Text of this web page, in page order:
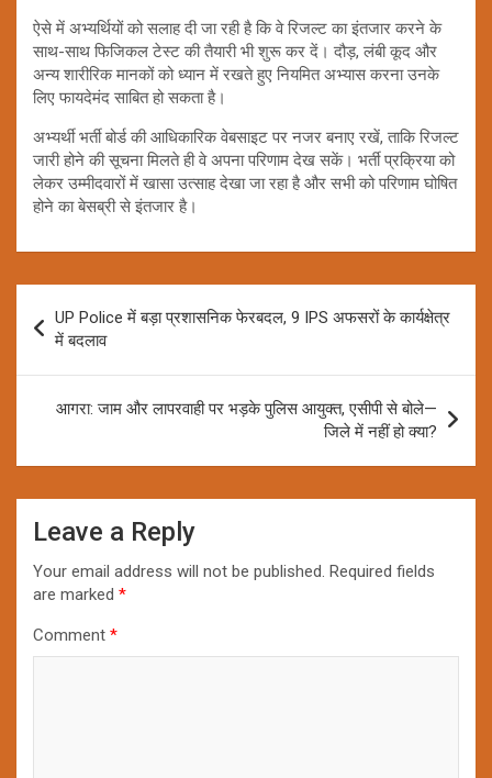
ऐसे में अभ्यर्थियों को सलाह दी जा रही है कि वे रिजल्ट का इंतजार करने के
साथ-साथ फिजिकल टेस्ट की तैयारी भी शुरू कर दें। दौड़, लंबी कूद और
अन्य शारीरिक मानकों को ध्यान में रखते हुए नियमित अभ्यास करना उनके
लिए फायदेमंद साबित हो सकता है।
अभ्यर्थी भर्ती बोर्ड की आधिकारिक वेबसाइट पर नजर बनाए रखें, ताकि रिजल्ट
जारी होने की सूचना मिलते ही वे अपना परिणाम देख सकें। भर्ती प्रक्रिया को
लेकर उम्मीदवारों में खासा उत्साह देखा जा रहा है और सभी को परिणाम घोषित
होने का बेसब्री से इंतजार है।
navigation
UP Police में बड़ा प्रशासनिक फेरबदल, 9 IPS अफसरों के कार्यक्षेत्र
में बदलाव
आगरा: जाम और लापरवाही पर भड़के पुलिस आयुक्त, एसीपी से बोले—
जिले में नहीं हो क्या?
Leave a Reply
Your email address will not be published. Required fields
are marked *
Comment *